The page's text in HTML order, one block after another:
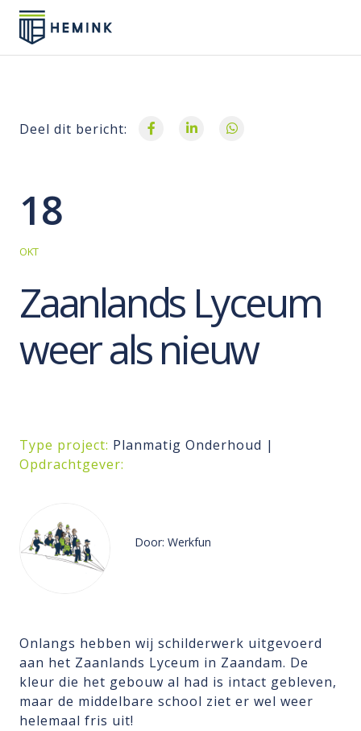
Deel dit bericht:
18
OKT
Zaanlands Lyceum
weer als nieuw
Type project: Planmatig Onderhoud |
Opdrachtgever:
Door: Werkfun
Onlangs hebben wij schilderwerk uitgevoerd
aan het Zaanlands Lyceum in Zaandam. De
kleur die het gebouw al had is intact gebleven,
maar de middelbare school ziet er wel weer
helemaal fris uit!